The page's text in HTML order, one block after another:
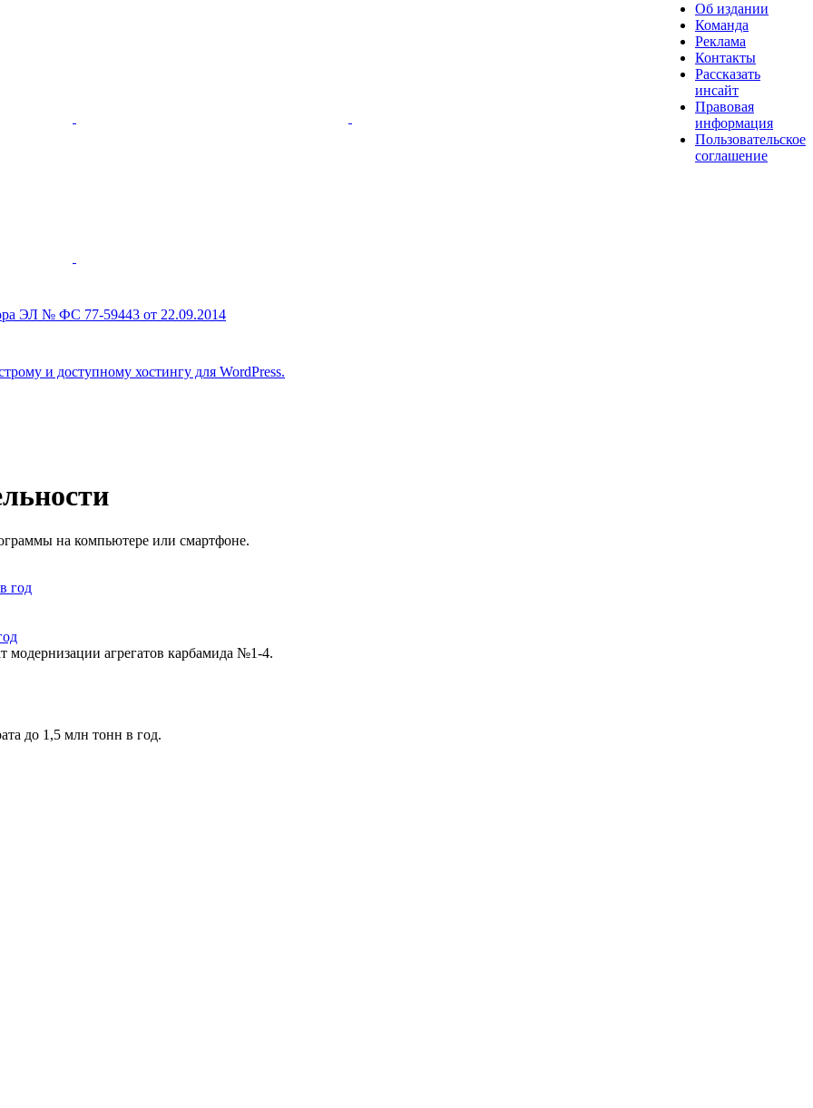
Об издании
Команда
Реклама
Контакты
Рассказать
инсайт
Правовая
информация
Пользовательское
соглашение
ЭЛ № ФС 77-59443 от 22.09.2014
и доступному хостингу для WordPress.
на компьютере или смартфоне.
модернизации агрегатов карбамида №1-4.
до 1,5 млн тонн в год.